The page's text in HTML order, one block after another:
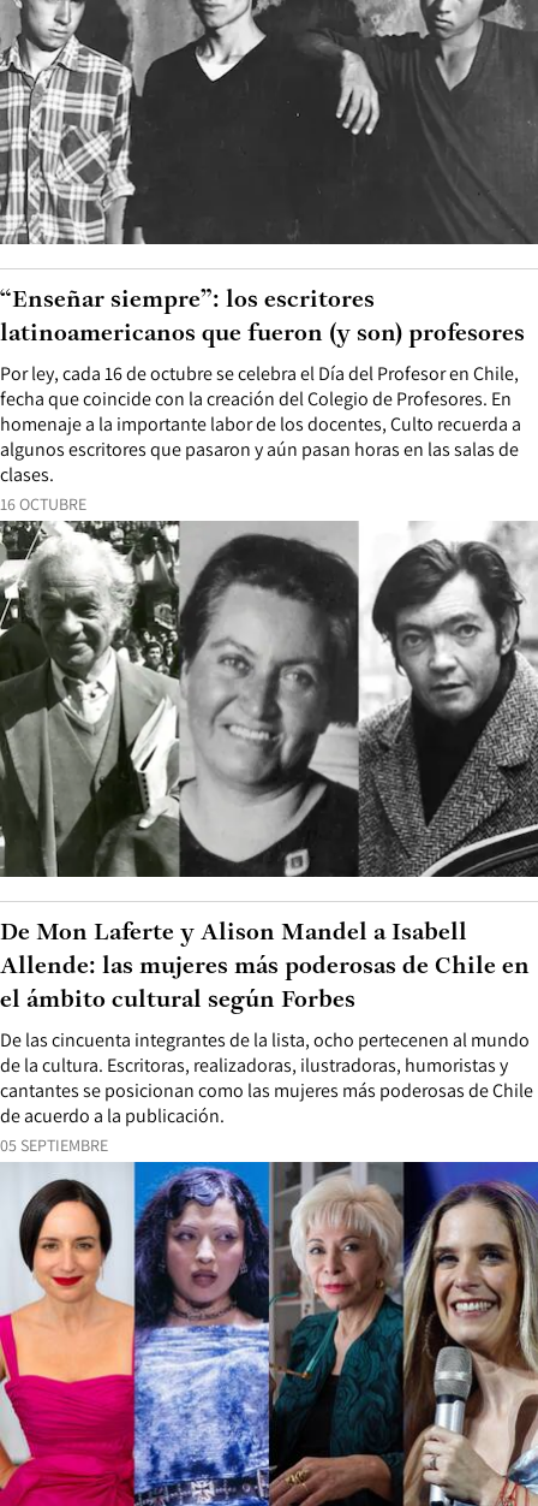
16 OCTUBRE
Por ley, cada 16 de octubre se celebra el Día del Profesor en Chile,
fecha que coincide con la creación del Colegio de Profesores. En
homenaje a la importante labor de los docentes, Culto recuerda a
algunos escritores que pasaron y aún pasan horas en las salas de
clases.
“Enseñar siempre”: los escritores
latinoamericanos que fueron (y son) profesores
05 SEPTIEMBRE
De las cincuenta integrantes de la lista, ocho pertecenen al mundo
de la cultura. Escritoras, realizadoras, ilustradoras, humoristas y
cantantes se posicionan como las mujeres más poderosas de Chile
de acuerdo a la publicación.
De Mon Laferte y Alison Mandel a Isabell
Allende: las mujeres más poderosas de Chile en
el ámbito cultural según Forbes